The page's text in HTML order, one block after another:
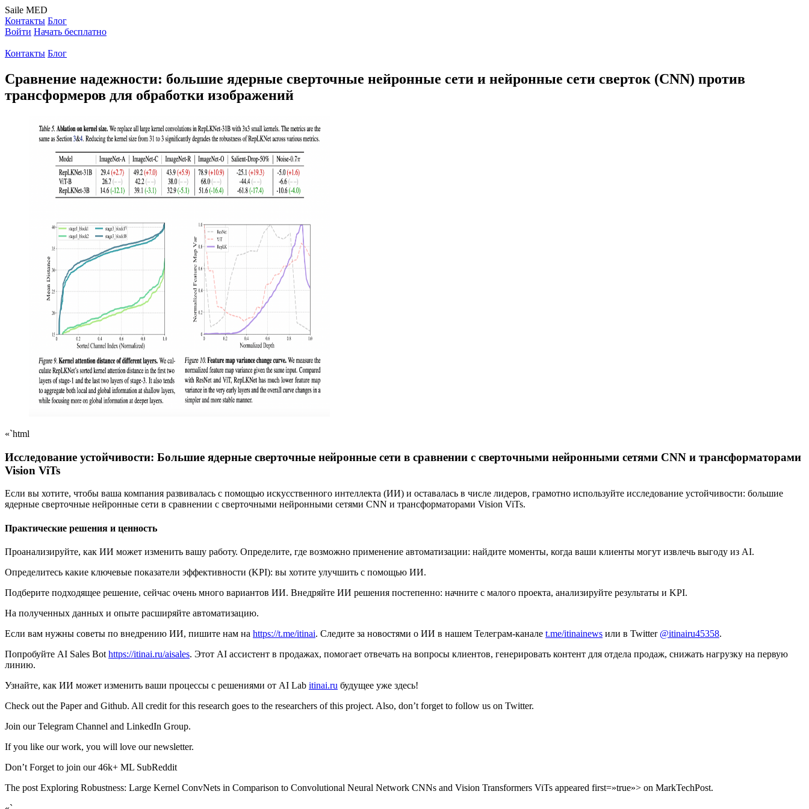
Saile MED
Контакты Блог
Войти Начать бесплатно
Контакты Блог
Сравнение надежности: большие ядерные сверточные нейронные сети и нейронные сети сверток (CNN) против
трансформеров для обработки изображений
«`html
Исследование устойчивости: Большие ядерные сверточные нейронные сети в сравнении с сверточными нейронными сетями CNN и трансформаторами
Vision ViTs
Если вы хотите, чтобы ваша компания развивалась с помощью искусственного интеллекта (ИИ) и оставалась в числе лидеров, грамотно используйте исследование устойчивости: большие
ядерные сверточные нейронные сети в сравнении с сверточными нейронными сетями CNN и трансформаторами Vision ViTs.
Практические решения и ценность
Проанализируйте, как ИИ может изменить вашу работу. Определите, где возможно применение автоматизации: найдите моменты, когда ваши клиенты могут извлечь выгоду из AI.
Определитесь какие ключевые показатели эффективности (KPI): вы хотите улучшить с помощью ИИ.
Подберите подходящее решение, сейчас очень много вариантов ИИ. Внедряйте ИИ решения постепенно: начните с малого проекта, анализируйте результаты и KPI.
На полученных данных и опыте расширяйте автоматизацию.
Если вам нужны советы по внедрению ИИ, пишите нам на https://t.me/itinai. Следите за новостями о ИИ в нашем Телеграм-канале t.me/itinainews или в Twitter @itinairu45358.
Попробуйте AI Sales Bot https://itinai.ru/aisales. Этот AI ассистент в продажах, помогает отвечать на вопросы клиентов, генерировать контент для отдела продаж, снижать нагрузку на первую
линию.
Узнайте, как ИИ может изменить ваши процессы с решениями от AI Lab itinai.ru будущее уже здесь!
Check out the Paper and Github. All credit for this research goes to the researchers of this project. Also, don’t forget to follow us on Twitter.
Join our Telegram Channel and LinkedIn Group.
If you like our work, you will love our newsletter.
Don’t Forget to join our 46k+ ML SubReddit
The post Exploring Robustness: Large Kernel ConvNets in Comparison to Convolutional Neural Network CNNs and Vision Transformers ViTs appeared first=»true»> on MarkTechPost.